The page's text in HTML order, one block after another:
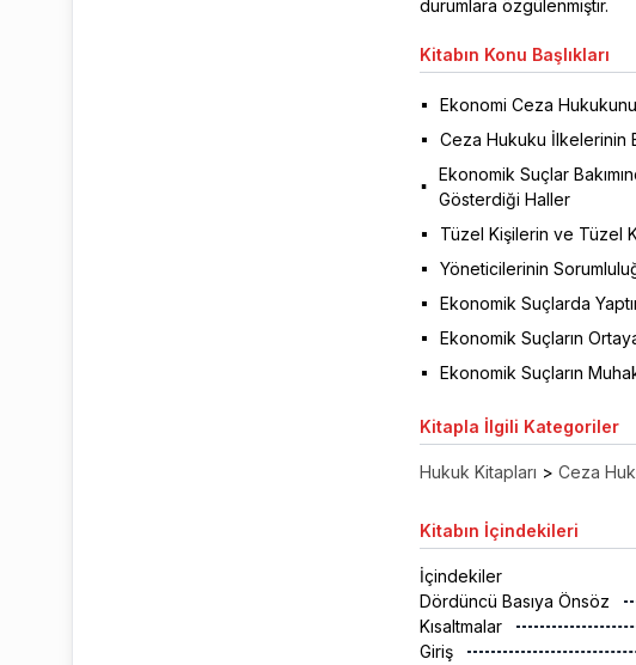
durumlara özgülenmiştir.
Kitabın Konu Başlıkları
Ekonomi Ceza
Ceza Hukuku İlkelerinin
Ekonomik Suçlar
Gösterdiği Haller
Tüzel Kişilerin ve Tüzel
Yöneticilerinin
Ekonomik Suçlarda
Ekonomik Suçların
Ekonomik Suçların
Kitapla İlgili Kategoriler
Hukuk Kitapları > Ceza
Kitabın İçindekileri
İçindekiler
Dördüncü Basıya Önsöz
Kısaltmalar
Giriş